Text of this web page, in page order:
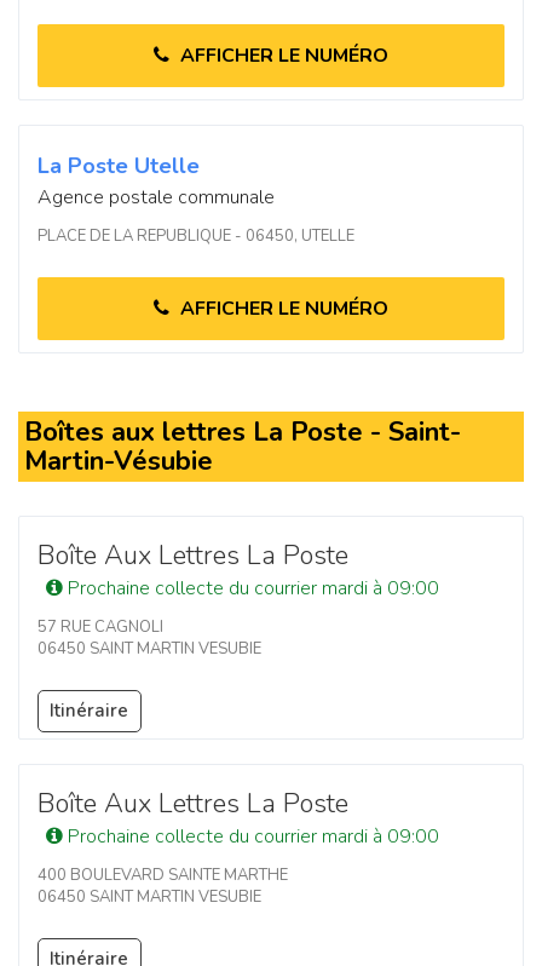
AFFICHER LE NUMÉRO
La Poste Utelle
Agence postale communale
PLACE DE LA REPUBLIQUE - 06450, UTELLE
AFFICHER LE NUMÉRO
Boîtes aux lettres La Poste - Saint-
Martin-Vésubie
Boîte Aux Lettres La Poste
Prochaine collecte du courrier mardi à 09:00
57 RUE CAGNOLI
06450 SAINT MARTIN VESUBIE
Itinéraire
Boîte Aux Lettres La Poste
Prochaine collecte du courrier mardi à 09:00
400 BOULEVARD SAINTE MARTHE
06450 SAINT MARTIN VESUBIE
Itinéraire